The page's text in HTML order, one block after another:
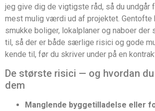
jeg give dig de vigtigste råd, så du undgår
mest mulig værdi ud af projektet. Gentofte
smukke boliger, lokalplaner og naboer der
til, så der er både særlige risici og gode
kende til, før du skriver under på en
De største risici — og hvordan
dem
Manglende byggetilladelse eller